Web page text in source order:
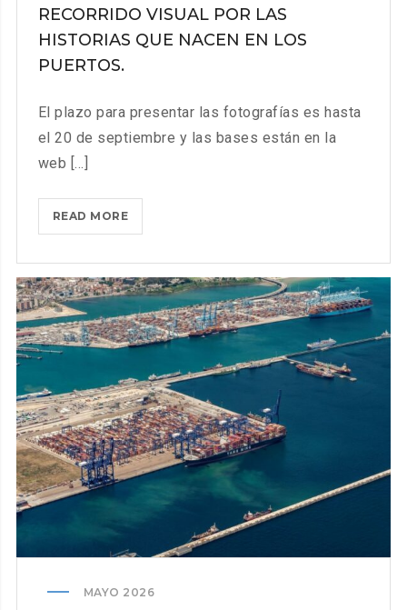
RECORRIDO VISUAL POR LAS
HISTORIAS QUE NACEN EN LOS
PUERTOS.
El plazo para presentar las fotografías es hasta
el 20 de septiembre y las bases están en la
web [...]
READ MORENUEVA
EDICIÓN
CONCURSO
DE
FOTOGRAFÍA
‘SOMOS
PUERTO’,
UN
RECORRIDO
VISUAL
POR
LAS
HISTORIAS
QUE
LOS
MAYO 2026